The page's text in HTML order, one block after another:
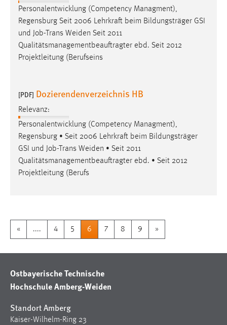
Personalentwicklung (Competency Managment),
Regensburg Seit 2006 Lehrkraft beim Bildungsträger GSI
und Job-Trans Weiden Seit 2011
Qualitätsmanagementbeauftragter ebd. Seit 2012
Projektleitung (Berufseins
[PDF] Dozierendenverzeichnis HB
Relevanz:
Personalentwicklung (Competency Managment),
Regensburg • Seit 2006 Lehrkraft beim Bildungsträger
GSI und Job-Trans Weiden • Seit 2011
Qualitätsmanagementbeauftragter ebd. • Seit 2012
Projektleitung (Berufs
« .... 4 5 6 7 8 9 »
Ostbayerische Technische
Hochschule Amberg-Weiden
Standort Amberg
Kaiser-Wilhelm-Ring 23